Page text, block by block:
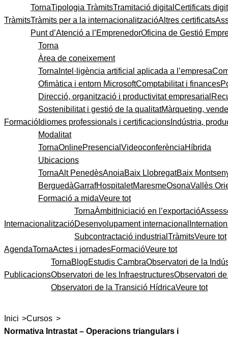
Tràmits
TornaTipologia TràmitsTramitació digital Certificats
Tràmits per a la internacionalitzacióAltres certificats
Punt d’Atenció a l’EmprenedorOficina de Gestió
Formació
Torna
Àrea de coneixement
Torna Intel·ligència artificial aplicada a l’empresa
Ofimàtica i entorn MicrosoftComptabilitat i finances
Direcció, organització i productivitat empresarial
Sostenibilitat i gestió de la qualitatMàrqueting,
Idiomes professionals i certificacions Indústria,
Modalitat
TornaOnlinePresencial VideoconferènciaHíbrida
Ubicacions
TornaAlt PenedèsAnoiaBaix LlobregatBaix
BerguedàGarrafHospitaletMaresmeOsonaVallès
Formació a midaVeure tot
Internacionalització
TornaÀmbitIniciació en l’exportació
Desenvolupament internacional
Subcontractació industrial TràmitsVeure tot
AgendaTornaActes i jornadesFormacióVeure tot
Publicacions
TornaBlogEstudis CambraObservatori de la
Observatori de les InfraestructuresObservatori
Observatori de la Transició HídricaVeure tot
Inici >Cursos >
Normativa Intrastat – Operacions triangulars i